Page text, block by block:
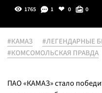
1765 1 0 0
#КАМАЗ
#ЛЕГЕНДАРНЫЕ
#КОМСОМОЛЬСКАЯ ПРАВДА
ПАО «КАМАЗ» стало